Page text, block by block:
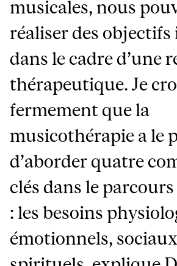
musicales, nous
réaliser des
dans le cadre d’une
thérapeutique. Je
fermement que la
musicothérapie a le
d’aborder quatre
clés dans le
: les besoins
émotionnels,